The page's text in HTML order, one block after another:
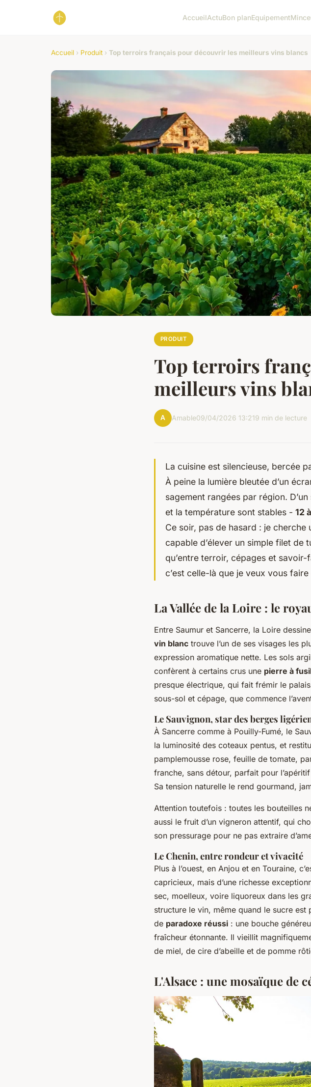
AccueilActuBon planEquipement
Accueil › Produit › Top terroirs français pour découvrir les meilleurs vins blancs
PRODUIT
Top terroirs
meilleurs vins
A Amable09/04/2026 13:219 min de lecture
La cuisine est silencieuse, bercée
À peine la lumière bleutée d’un
sagement rangées par région.
et la température sont stables - 12
Ce soir, pas de hasard : je cherche
capable d’élever un simple filet de
qu’entre terroir, cépages et
c’est celle-là que je veux vous
La Vallée de la Loire : le
Entre Saumur et Sancerre, la Loire
vin blanc trouve l’un de ses visages les
expression aromatique nette. Les sols
confèrent à certains crus une pierre à
presque électrique, qui fait frémir le
sous-sol et cépage, que commence
Le Sauvignon, star des berges
À Sancerre comme à Pouilly-Fumé, le
la luminosité des coteaux pentus, et
pamplemousse rose, feuille de tomate,
franche, sans détour, parfait pour
Sa tension naturelle le rend gourmand,
Attention toutefois : toutes les bouteilles
aussi le fruit d’un vigneron attentif, qui
son pressurage pour ne pas extraire
Le Chenin, entre rondeur et vivacité
Plus à l’ouest, en Anjou et en Touraine,
capricieux, mais d’une richesse
sec, moelleux, voire liquoreux dans les
structure le vin, même quand le sucre est
de paradoxe réussi : une bouche
fraîcheur étonnante. Il vieillit
de miel, de cire d’abeille et de pomme
L'Alsace : une mosaïque de